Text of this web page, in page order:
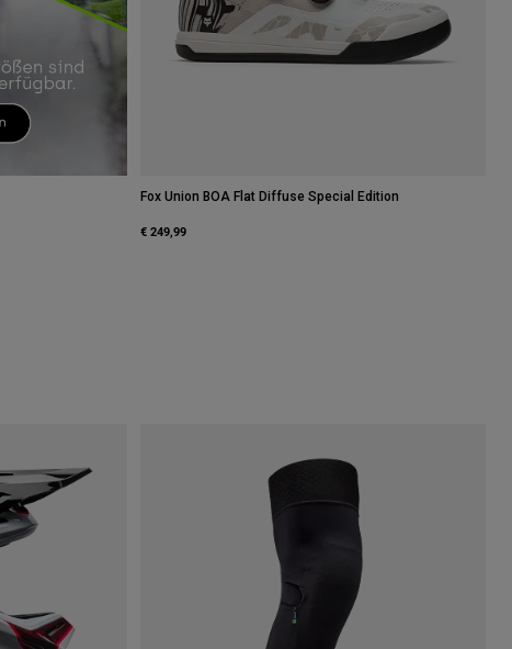
Fox Union BOA Flat Diffuse Special Edition
€ 249,99